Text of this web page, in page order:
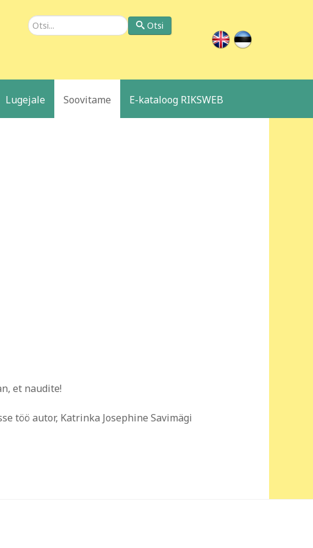
Otsi Otsi
Lugejale Soovitame E-kataloog RIKSWEB
et naudite!
töö autor, Katrinka Josephine Savimägi